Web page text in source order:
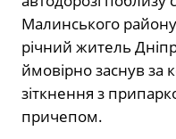
Малинського
річний житель
ймовірно заснув за
зіткнення з
причепом.